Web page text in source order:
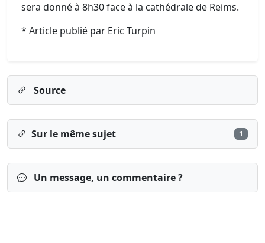
sera donné à 8h30 face à la cathédrale de Reims.
* Article publié par Eric Turpin
Source
Sur le même sujet 1
Un message, un commentaire ?